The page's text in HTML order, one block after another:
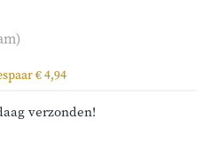
€ 4,94
verzonden!